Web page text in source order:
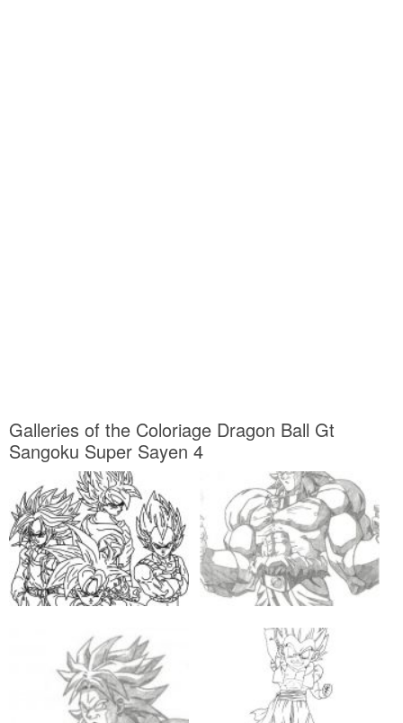
Galleries of the Coloriage Dragon Ball Gt
Sangoku Super Sayen 4